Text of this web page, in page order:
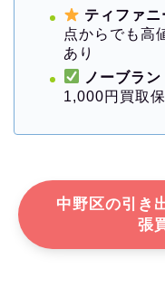
ティファ
点からでも高
あり
ノーブラ
1,000円買取
中野区の引き
張